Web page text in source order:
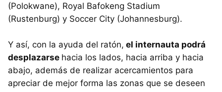
(Polokwane), Royal Bafokeng Stadium
(Rustenburg) y Soccer City (Johannesburg).
Y así, con la ayuda del ratón, el internauta podrá
desplazarse hacia los lados, hacia arriba y hacia
abajo, además de realizar acercamientos para
apreciar de mejor forma las zonas que se deseen